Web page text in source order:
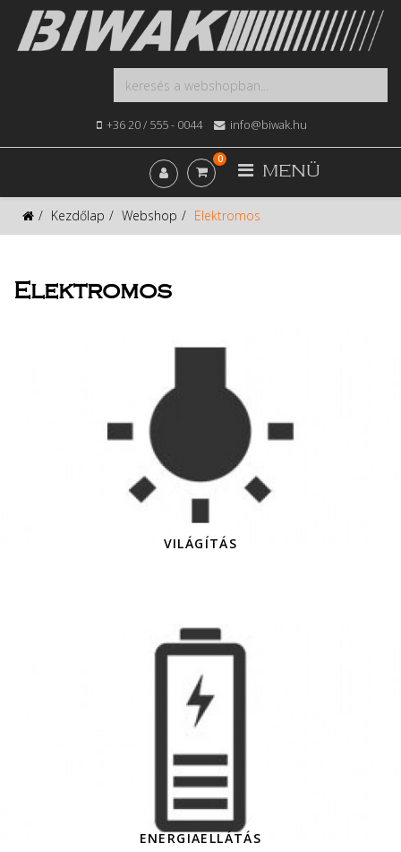
+36 20 / 555 - 0044 info@biwak.hu
MENÜ
0
Kezdőlap Webshop Elektromos
Elektromos
VILÁGÍTÁS
ENERGIAELLÁTÁS